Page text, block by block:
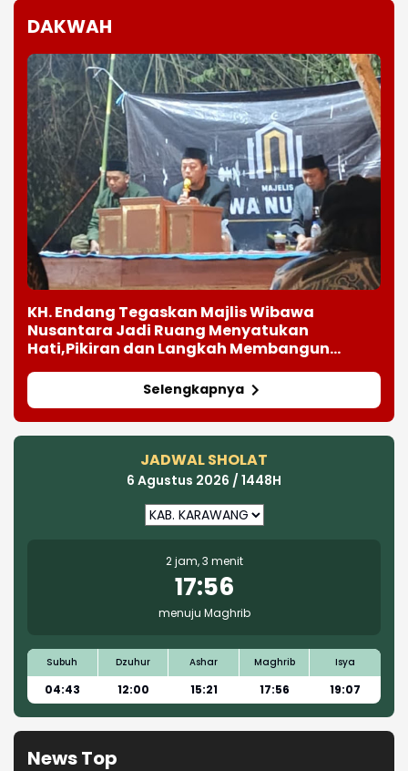
DAKWAH
KH. Endang Tegaskan Majlis Wibawa
Nusantara Jadi Ruang Menyatukan
Hati,Pikiran dan Langkah Membangun
Kekuatan
Selengkapnya
JADWAL SHOLAT
6 Agustus 2026 / 1448H
2 jam, 3 menit
17:56
menuju Maghrib
Subuh
04:43
Dzuhur
12:00
Ashar
15:21
Maghrib
17:56
Isya
19:07
News Top